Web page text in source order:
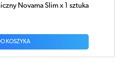
Novama Slim x 1 sztuka
KOSZYKA